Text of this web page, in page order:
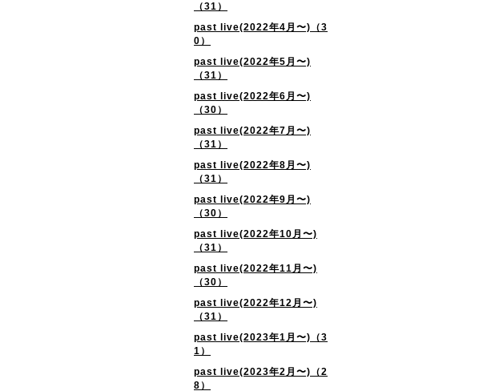
（31）
past live(2022年4月〜)（3
0）
past live(2022年5月〜)
（31）
past live(2022年6月〜)
（30）
past live(2022年7月〜)
（31）
past live(2022年8月〜)
（31）
past live(2022年9月〜)
（30）
past live(2022年10月〜)
（31）
past live(2022年11月〜)
（30）
past live(2022年12月〜)
（31）
past live(2023年1月〜)（3
1）
past live(2023年2月〜)（2
8）